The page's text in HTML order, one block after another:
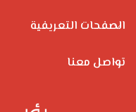
الصفحات التعريفية
تواصل معنا